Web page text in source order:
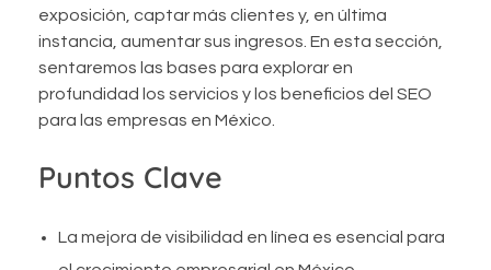
exposición, captar más clientes y, en última
instancia, aumentar sus ingresos. En esta sección,
sentaremos las bases para explorar en
profundidad los servicios y los beneficios del SEO
para las empresas en México.
Puntos Clave
La mejora de visibilidad en línea es esencial para